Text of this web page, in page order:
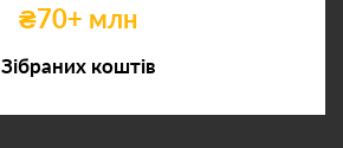
₴70+ млн
Зібраних коштів